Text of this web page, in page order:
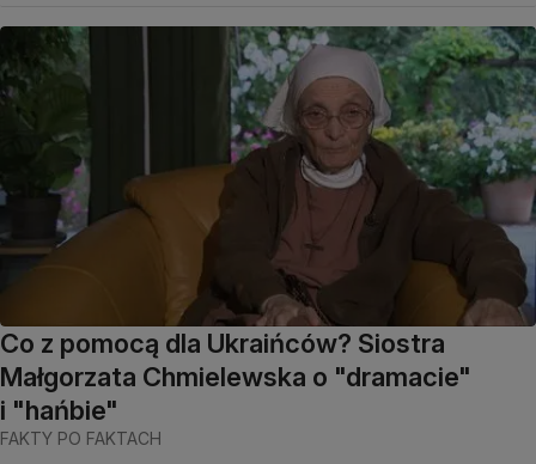
Co z pomocą dla Ukraińców? Siostra
Małgorzata Chmielewska o "dramacie"
i "hańbie"
FAKTY PO FAKTACH